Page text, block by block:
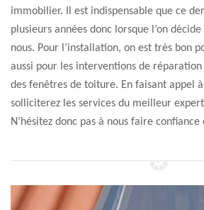
immobilier. Il est indispensable que ce
plusieurs années donc lorsque l’on
nous. Pour l’installation, on est très bon
aussi pour les interventions de
des fenêtres de toiture. En faisant appel à
solliciterez les services du meilleur
N’hésitez donc pas à nous faire